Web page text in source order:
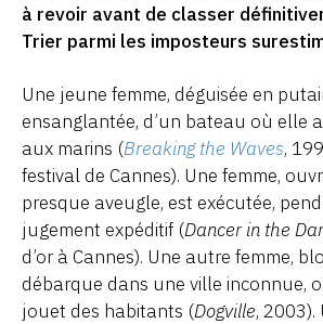
à revoir avant de classer
Trier parmi les imposteurs
Une jeune femme, déguisée en
ensanglantée, d’un bateau où elle
aux marins (Breaking the Waves,
festival de Cannes). Une femme,
presque aveugle, est exécutée,
jugement expéditif (Dancer in the
d’or à Cannes). Une autre femme,
débarque dans une ville inconnue,
jouet des habitants (Dogville, 2003).